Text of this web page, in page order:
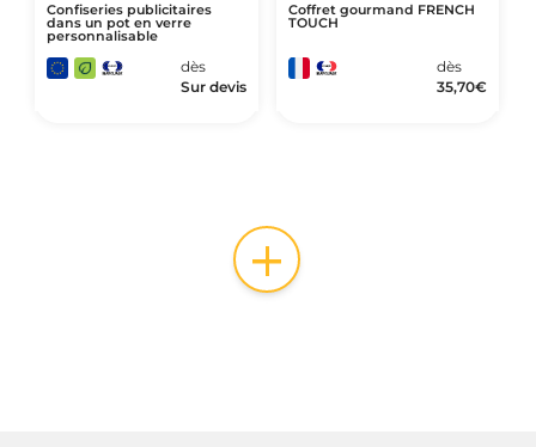
Confiseries publicitaires
dans un pot en verre
personnalisable
dès
Sur devis
Coffret gourmand FRENCH
TOUCH
dès
35,70€
+